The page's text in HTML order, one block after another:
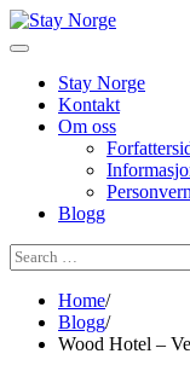
Skip
to
Stay Norge
Kontakt
Om oss
Blogg
Search
for:
Home
Blogg
Wood Hotel –